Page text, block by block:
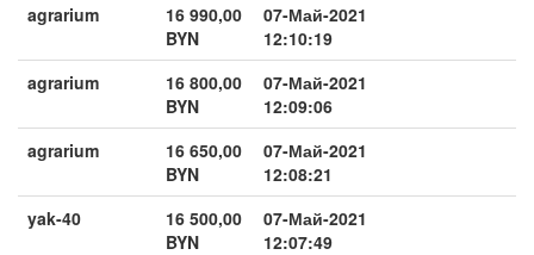
agrarium
16 990,00
BYN
07-Май-2021
12:10:19
agrarium
16 800,00
BYN
07-Май-2021
12:09:06
agrarium
16 650,00
BYN
07-Май-2021
12:08:21
yak-40
16 500,00
BYN
07-Май-2021
12:07:49